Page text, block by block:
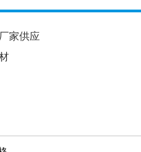
家供应